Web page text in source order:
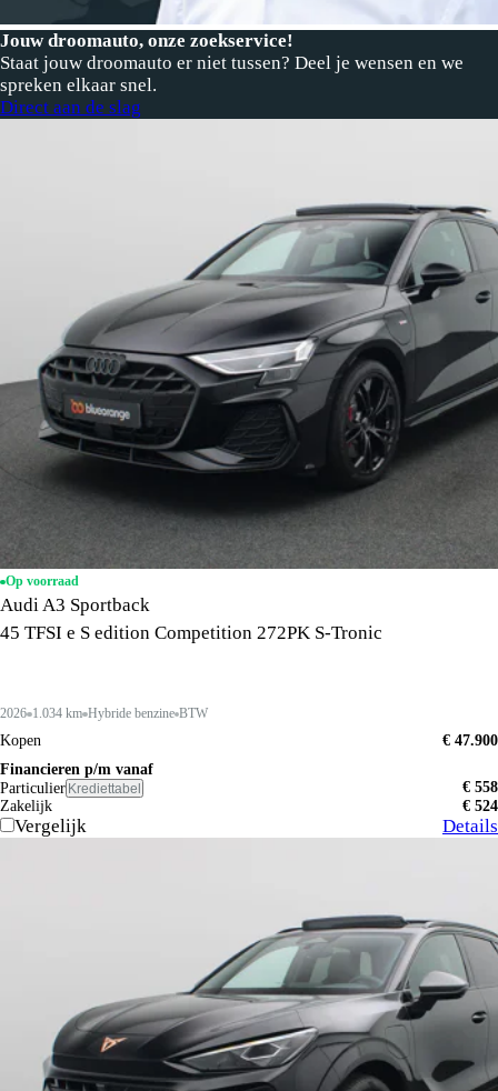
Jouw droomauto, onze zoekservice!
Staat jouw droomauto er niet tussen? Deel je wensen en we
spreken elkaar snel.
Direct aan de slag
Op voorraad
Audi A3 Sportback
45 TFSI e S edition Competition 272PK S-Tronic
2026 1.034 km Hybride benzine BTW
Kopen
€ 47.900
Financieren p/m vanaf
Particulier Krediettabel
€ 558
Zakelijk
€ 524
Vergelijk Details